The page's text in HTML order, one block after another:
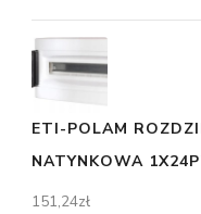
ETI-POLAM
NATYNKOWA
151,24zł